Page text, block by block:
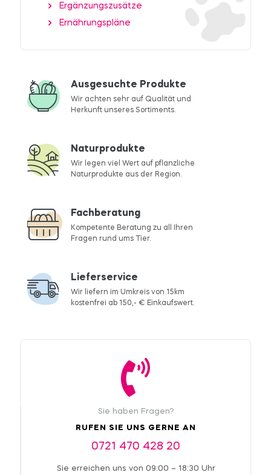
Ergänzungszusätze
Ernährungspläne
Ausgesuchte Produkte
Wir achten sehr auf Qualität und
Herkunft unseres Sortiments.
Naturprodukte
Wir legen viel Wert auf pflanzliche
Naturprodukte aus der Region.
Fachberatung
Kompetente Beratung zu all Ihren
Fragen rund ums Tier.
Lieferservice
Wir liefern im Umkreis von 15km
kostenfrei ab 150,- € Einkaufswert.
Sie haben Fragen?
RUFEN SIE UNS GERNE AN
0721 470 428 20
Sie erreichen uns von 09:00 – 18:30 Uhr